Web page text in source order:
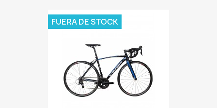
FUERA DE STOCK